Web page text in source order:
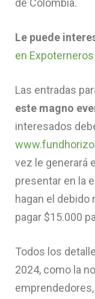
de Colombia.
Le puede
en
Las entradas
este magno
interesados
vez le generará
presentar en la
hagan el debido
pagar $15.000
Todos los
2024, como la